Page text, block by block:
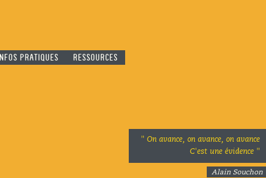
INFOS PRATIQUES RESSOURCES
" On avance, on avance, on avance
C'est une évidence "
Alain Souchon